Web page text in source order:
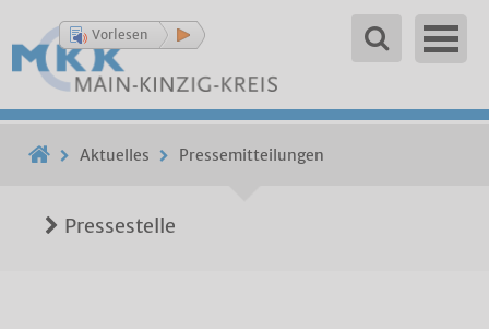
Vorlesen
Aktuelles Pressemitteilungen
Pressestelle